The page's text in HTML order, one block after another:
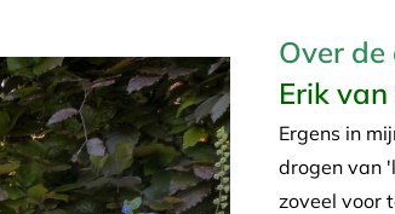
Over
Erik
Ergens in
drogen van
zoveel voor